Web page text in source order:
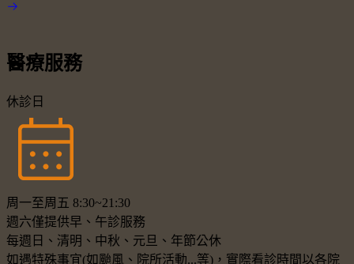
醫療服務
休診日
周一至周五 8:30~21:30
週六僅提供早、午診服務
每週日、清明、中秋、元旦、年節公休
如遇特殊事宜(如颱風、院所活動...等)，實際看診時間以各院